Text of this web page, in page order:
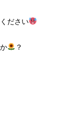
ださい
？